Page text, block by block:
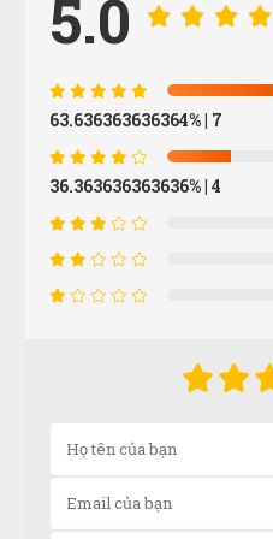
5.0
63.636363636364%| 7
36.363636363636%| 4
Hải Nam
xuất sắc với toàn bộ sản
N
(Đánh giá 1 năm trước)
VT
Võ Minh Thiện